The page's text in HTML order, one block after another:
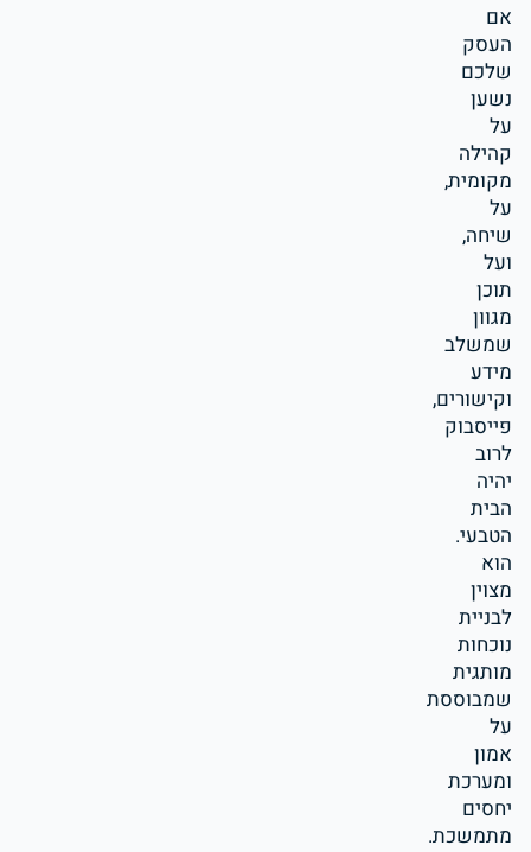
אם
העסק
שלכם
נשען
על
קהילה
מקומית,
על
שיחה,
ועל
תוכן
מגוון
שמשלב
מידע
וקישורים,
פייסבוק
לרוב
יהיה
הבית
הטבעי.
הוא
מצוין
לבניית
נוכחות
מותגית
שמבוססת
על
אמון
ומערכת
יחסים
מתמשכת.